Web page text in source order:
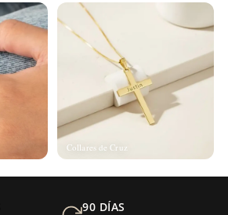
Collares de Cruz
90 DÍAS